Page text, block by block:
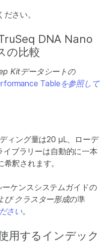
さい。
DNA Nano
の比較
Kitデータシートの
Table を参照して
ィング量は20 μL、ローデ
ブラリーは自動的に一本
釈されます。
ケンスシステムガイドの
び クラスター形成の準
さい。
用するインデック